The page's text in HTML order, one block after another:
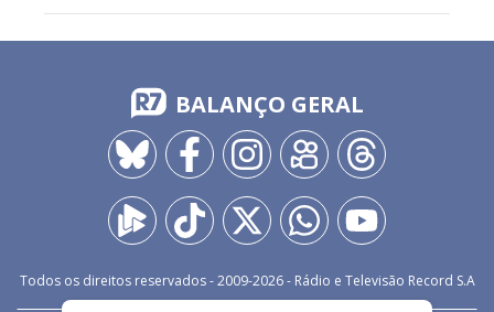
BALANÇO GERAL
Todos os direitos reservados - 2009-2026- Rádio e Televisão Record S.A